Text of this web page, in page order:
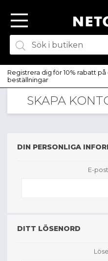
SKAPA KONTO
Registrera dig för 10% rabatt
beställningar
SKAPA
DIN PERSONLIGA
E-
DITT LÖSENORD